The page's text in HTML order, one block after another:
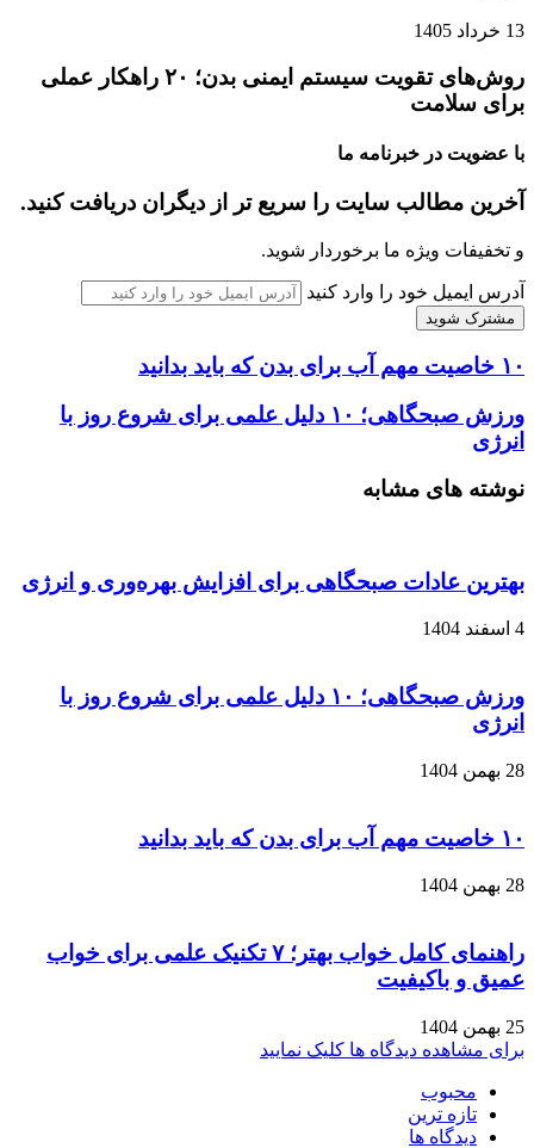
13 خرداد 1405
روش‌های تقویت سیستم ایمنی بدن؛ ۲۰ راهکار عملی
برای سلامت
با عضویت در خبرنامه ما
آخرین مطالب سایت را سریع تر از دیگران دریافت کنید.
و تخفیفات ویژه ما برخوردار شوید.
آدرس ایمیل خود را وارد کنید
۱۰ خاصیت مهم آب برای بدن که باید بدانید
ورزش صبحگاهی؛ ۱۰ دلیل علمی برای شروع روز با
انرژی
نوشته های مشابه
بهترین عادات صبحگاهی برای افزایش بهره‌وری و انرژی
4 اسفند 1404
ورزش صبحگاهی؛ ۱۰ دلیل علمی برای شروع روز با
انرژی
28 بهمن 1404
۱۰ خاصیت مهم آب برای بدن که باید بدانید
28 بهمن 1404
راهنمای کامل خواب بهتر؛ ۷ تکنیک علمی برای خواب
عمیق و باکیفیت
25 بهمن 1404
برای مشاهده دیدگاه ها کلیک نمایید
محبوب
تازه ترین
دیدگاه ها